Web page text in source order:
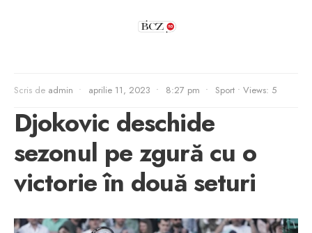
Scris de admin • aprilie 11, 2023 • 8:27 pm • Sport • Views: 5
Djokovic deschide
sezonul pe zgură cu o
victorie în două seturi